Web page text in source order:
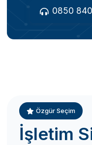
0850
Özgür Seçim
İşletim